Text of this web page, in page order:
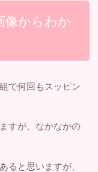
像からわか
で何回もスッピン
すが、なかなかの
ると思いますが、